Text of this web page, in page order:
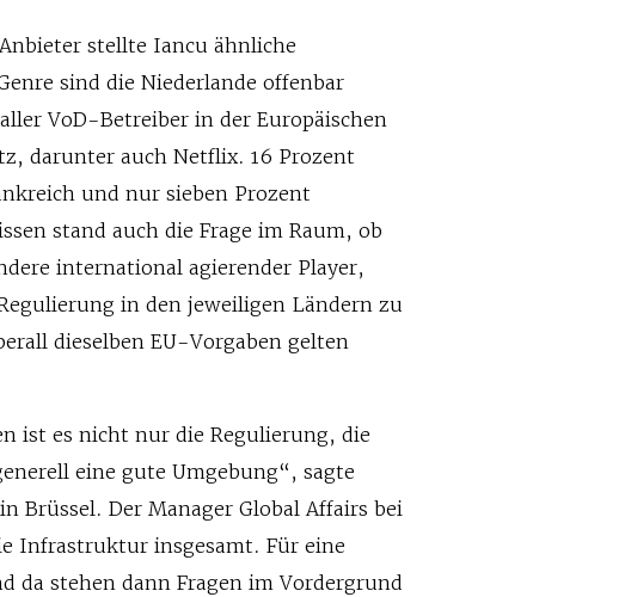
stellte Iancu ähnliche
sind die Niederlande offenbar
VoD-Betreiber in der Europäischen
darunter auch Netflix. 16 Prozent
und nur sieben Prozent
stand auch die Frage im Raum, ob
international agierender Player,
in den jeweiligen Ländern zu
dieselben EU-Vorgaben gelten
ist es nicht nur die Regulierung, die
eine gute Umgebung“, sagte
Brüssel. Der Manager Global Affairs bei
Infrastruktur insgesamt. Für eine
da stehen dann Fragen im Vordergrund